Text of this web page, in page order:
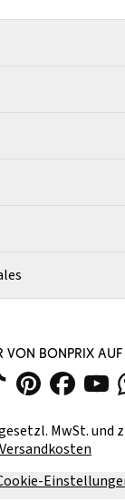
VON BONPRIX AUF
MwSt. und
Versandkosten